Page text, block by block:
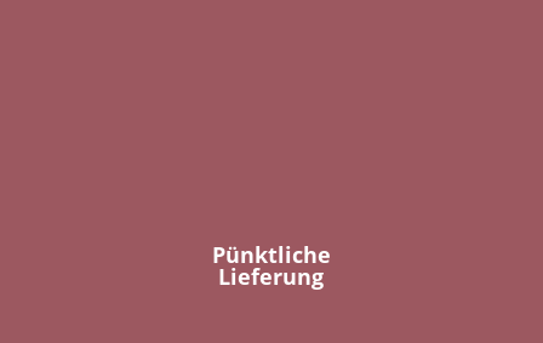
Pünktliche
Lieferung